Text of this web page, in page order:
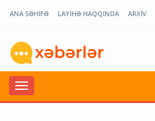
ANA SƏHİFƏ LAYİHƏ HAQQINDA ARXİV